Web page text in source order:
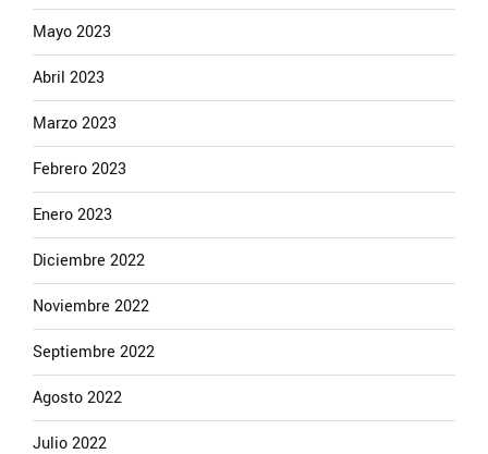
Mayo 2023
Abril 2023
Marzo 2023
Febrero 2023
Enero 2023
Diciembre 2022
Noviembre 2022
Septiembre 2022
Agosto 2022
Julio 2022